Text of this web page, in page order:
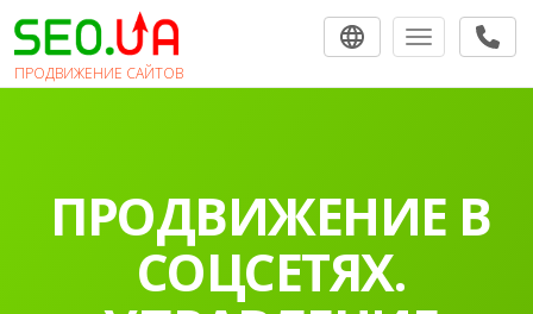
ПРОДВИЖЕНИЕ САЙТОВ
Toggle
ПРОДВИЖЕНИЕ В
СОЦСЕТЯХ.